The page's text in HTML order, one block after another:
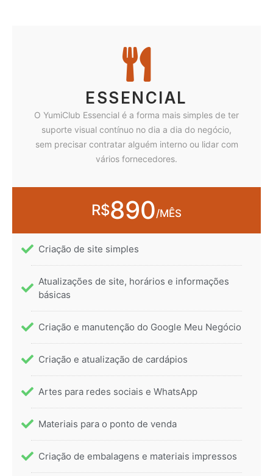
ESSENCIAL
O YumiClub Essencial é a forma mais simples de ter
suporte visual contínuo no dia a dia do negócio,
sem precisar contratar alguém interno ou lidar com
vários fornecedores.
R$890/MÊS
Criação de site simples
Atualizações de site, horários e informações
básicas
Criação e manutenção do Google Meu Negócio
Criação e atualização de cardápios
Artes para redes sociais e WhatsApp
Materiais para o ponto de venda
Criação de embalagens e materiais impressos